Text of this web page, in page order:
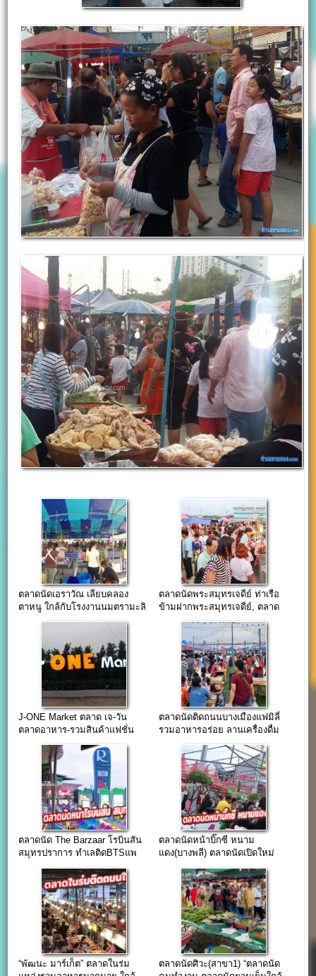
ตลาดนัดเอราวัณ เลียบคลอง
ตาหนู ใกล้กับโรงงานนมตรามะลิ
ตลาดนัดพระสมุทรเจดีย์ ท่าเรือ
ข้ามฝากพระสมุทรเจดีย์, ตลาด
J-ONE Market ตลาด เจ-วัน
ตลาดอาหาร-รวมสินค้าแฟชั่น
แห่งใหม่ [ขายฟรี-ค่าไฟยี่สิบ]
ตลาดนัดติดถนนบางเมืองแฟมิลี่
รวมอาหารอร่อย ลานเครื่องดื่ม
ตลาดนัด The Barzaar โรบินสัน
สมุทรปราการ ทำเลติดBTSแพ
ตลาดนัดหน้าบิ๊กซี หนาม
แดง(บางพลี) ตลาดนัดเปิดใหม่
“พัฒนะ มาร์เก็ต” ตลาดในร่ม
ตลาดนัดศิวะ(สาขา1) “ตลาดนัด